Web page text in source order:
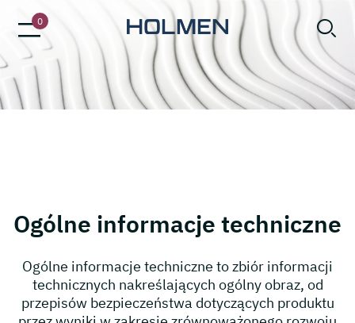
0
holmen iggesund
Ogólne informacje techniczne
Ogólne informacje techniczne to zbiór informacji
technicznych nakreślających ogólny obraz, od
przepisów bezpieczeństwa dotyczących produktu